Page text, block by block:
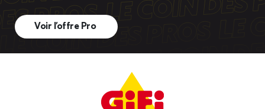
Voir l’offre Pro